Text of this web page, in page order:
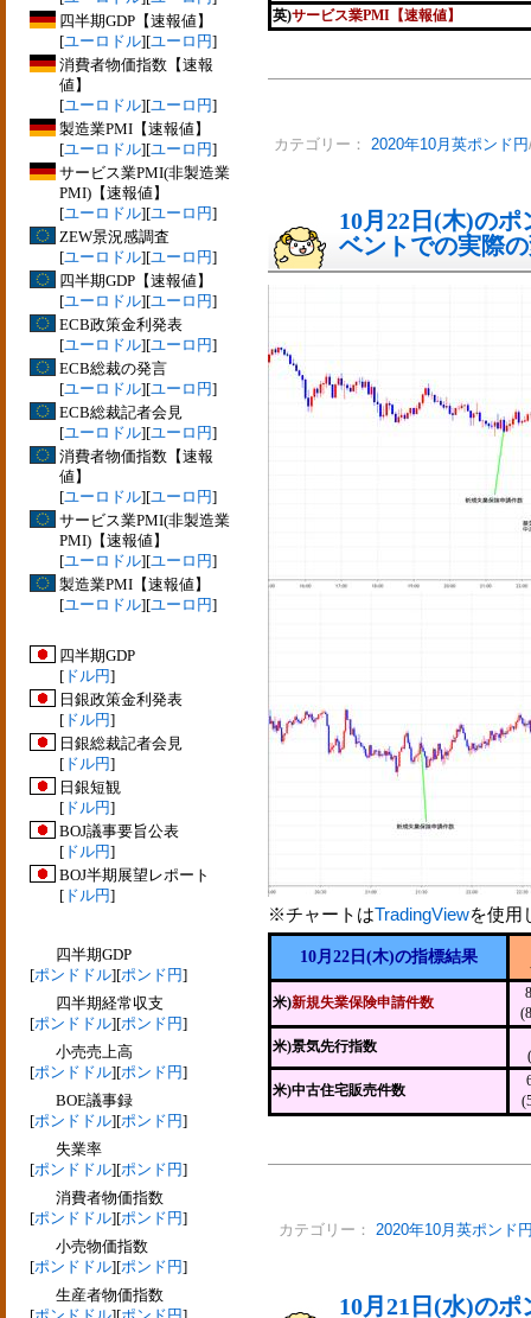
四半期GDP【速報値】
[ユーロドル][ユーロ円]
消費者物価指数【速報
値】
[ユーロドル][ユーロ円]
製造業PMI【速報値】
[ユーロドル][ユーロ円]
サービス業PMI(非製造業
PMI)【速報値】
[ユーロドル][ユーロ円]
ZEW景況感調査
[ユーロドル][ユーロ円]
四半期GDP【速報値】
[ユーロドル][ユーロ円]
ECB政策金利発表
[ユーロドル][ユーロ円]
ECB総裁の発言
[ユーロドル][ユーロ円]
ECB総裁記者会見
[ユーロドル][ユーロ円]
消費者物価指数【速報
値】
[ユーロドル][ユーロ円]
サービス業PMI(非製造業
PMI)【速報値】
[ユーロドル][ユーロ円]
製造業PMI【速報値】
[ユーロドル][ユーロ円]
四半期GDP
[ ドル円]
日銀政策金利発表
[ ドル円]
日銀総裁記者会見
[ ドル円]
日銀短観
[ ドル円]
BOJ議事要旨公表
[ ドル円]
BOJ半期展望レポート
[ ドル円]
四半期GDP
[ポンドドル][ポンド円]
四半期経常収支
[ポンドドル][ポンド円]
小売売上高
[ポンドドル][ポンド円]
BOE議事録
[ポンドドル][ポンド円]
失業率
[ポンドドル][ポンド円]
消費者物価指数
[ポンドドル][ポンド円]
小売物価指数
[ポンドドル][ポンド円]
生産者物価指数
英)サービス業PMI【速報値】
カテゴリー： 2020年10月英ポンド円
10月22日(木)の
ベントでの実際
※チャートはTradingViewを使用
10月22日(木)の指標結果
米)新規失業保険申請件数
米)景気先行指数
米)中古住宅販売件数
カテゴリー： 2020年10月英ポンド
10月21日(水)の